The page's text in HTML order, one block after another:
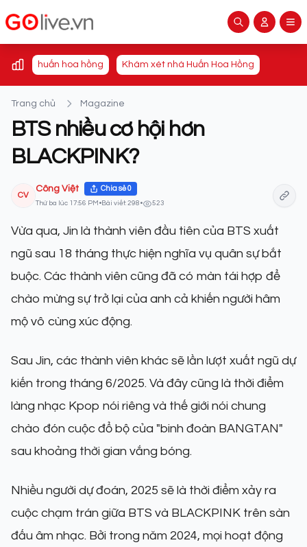
huấn hoa hồng Khám xét nhà Huấn Hoa Hồng
Trang chủ Magazine
BTS nhiều cơ hội hơn
BLACKPINK?
CV
Công Việt Chia sẻ0
Thứ ba lúc 17:56 PM • Bài viết: 298 • 523
Vừa qua, Jin là thành viên đầu tiên của BTS xuất
ngũ sau 18 tháng thực hiện nghĩa vụ quân sự bắt
buộc. Các thành viên cũng đã có màn tái hợp để
chào mừng sự trở lại của anh cả khiến người hâm
mộ vô cùng xúc động.
Sau Jin, các thành viên khác sẽ lần lượt xuất ngũ dự
kiến trong tháng 6/2025. Và đây cũng là thời điểm
làng nhạc Kpop nói riêng và thế giới nói chung
chào đón cuộc đổ bộ của "binh đoàn BANGTAN"
sau khoảng thời gian vắng bóng.
Nhiều người dự đoán, 2025 sẽ là thời điểm xảy ra
cuộc chạm trán giữa BTS và BLACKPINK trên sàn
đấu âm nhạc. Bởi trong năm 2024, mọi hoạt động